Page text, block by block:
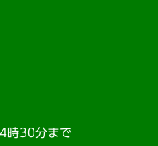
時30分まで